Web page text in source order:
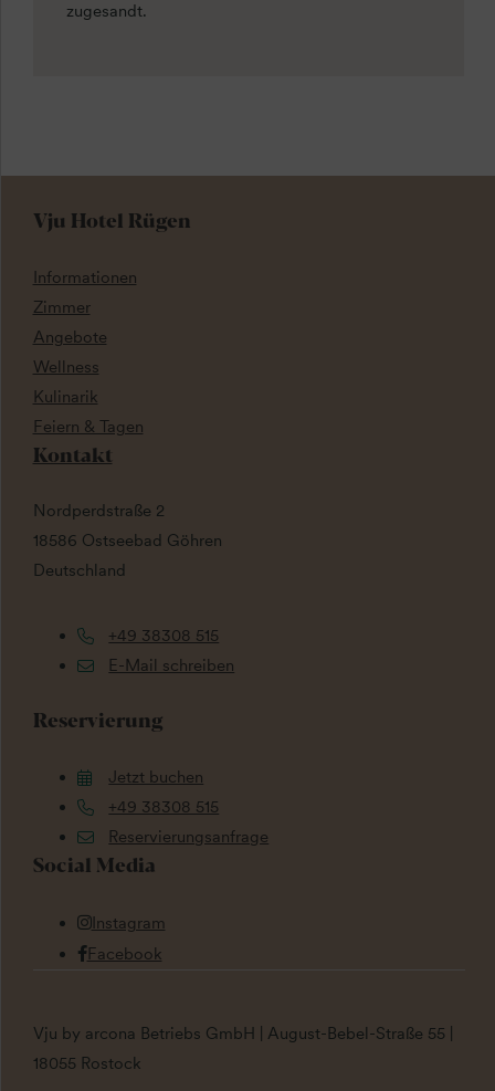
zugesandt.
Vju Hotel Rügen
Informationen
Zimmer
Angebote
Wellness
Kulinarik
Feiern & Tagen
Kontakt
Nordperdstraße 2
18586 Ostseebad Göhren
Deutschland
+49 38308 515
E-Mail schreiben
Reservierung
Jetzt buchen
+49 38308 515
Reservierungsanfrage
Social Media
Instagram
Facebook
Vju by arcona Betriebs GmbH | August-Bebel-Straße 55 |
18055 Rostock